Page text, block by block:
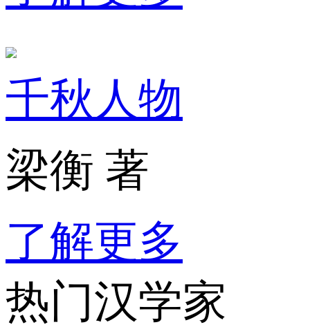
千秋人物
梁衡 著
了解更多
热门汉学家